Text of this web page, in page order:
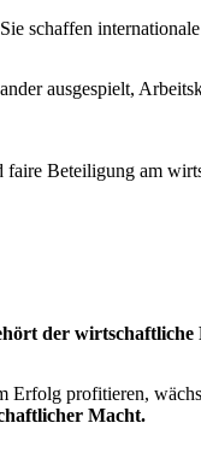
schaffen
ausgespielt,
Beteiligung am
der wirtschaftliche
Erfolg profitieren,
Macht.